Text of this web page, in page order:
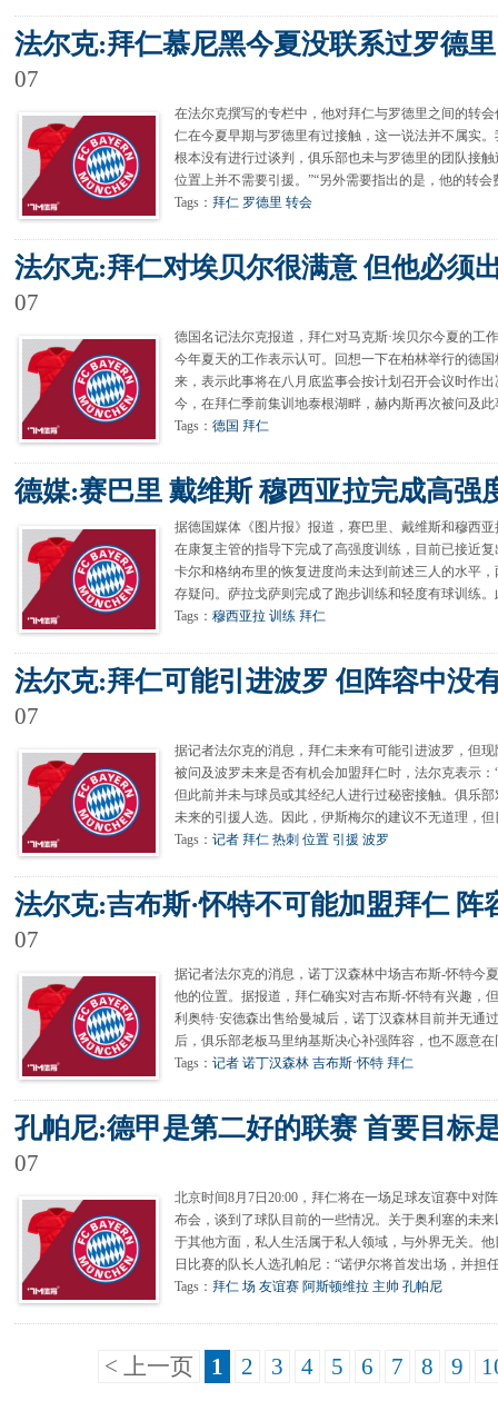
法尔克:拜仁慕尼黑今夏没联系过罗德
07
在法尔克撰写的专栏中，他对拜仁与罗德里之间的转
仁在今夏早期与罗德里有过接触，这一说法并不属实
根本没有进行过谈判，俱乐部也未与罗德里的团队接
位置上并不需要引援。”“另外需要指出的是，他的转
Tags： 拜仁 罗德里 转会
法尔克:拜仁对埃贝尔很满意 但他必须
07
德国名记法尔克报道，拜仁对马克斯·埃贝尔今夏的工
今年夏天的工作表示认可。回想一下在柏林举行的德
来，表示此事将在八月底监事会按计划召开会议时作
今，在拜仁季前集训地泰根湖畔，赫内斯再次被问及
Tags： 德国 拜仁
德媒:赛巴里 戴维斯 穆西亚拉完成高强
据德国媒体《图片报》报道，赛巴里、戴维斯和穆西
在康复主管的指导下完成了高强度训练，目前已接近
卡尔和格纳布里的恢复进度尚未达到前述三人的水平
存疑问。萨拉戈萨则完成了跑步训练和轻度有球训练
Tags： 穆西亚拉 训练 拜仁
法尔克:拜仁可能引进波罗 但阵容中没
07
据记者法尔克的消息，拜仁未来有可能引进波罗，但
被问及波罗未来是否有机会加盟拜仁时，法尔克表示
但此前并未与球员或其经纪人进行过秘密接触。俱乐
未来的引援人选。因此，伊斯梅尔的建议不无道理，
Tags： 记者 拜仁 热刺 位置 引援 波罗
法尔克:吉布斯·怀特不可能加盟拜仁 阵
07
据记者法尔克的消息，诺丁汉森林中场吉布斯-怀特今
他的位置。据报道，拜仁确实对吉布斯-怀特有兴趣，
利奥特·安德森出售给曼城后，诺丁汉森林目前并无通
后，俱乐部老板马里纳基斯决心补强阵容，也不愿意
Tags： 记者 诺丁汉森林 吉布斯·怀特 拜仁
孔帕尼:德甲是第二好的联赛 首要目标
07
北京时间8月7日20:00，拜仁将在一场足球友谊赛中对
布会，谈到了球队目前的一些情况。关于奥利塞的未
于其他方面，私人生活属于私人领域，与外界无关。
日比赛的队长人选孔帕尼：“诺伊尔将首发出场，并
Tags： 拜仁 场 友谊赛 阿斯顿维拉 主帅 孔帕尼
< 上一页 1 2 3 4 5 6 7 8 9